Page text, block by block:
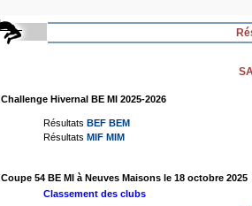
Challenge Hivernal BE MI 2025-2026
Résultats BEF BEM
Résultats MIF MIM
Coupe 54 BE MI à Neuves Maisons le 18 octobre 2025
Classement des clubs